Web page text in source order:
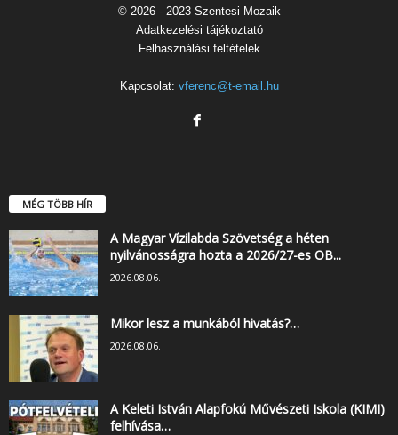
© 2026 - 2023 Szentesi Mozaik
Adatkezelési tájékoztató
Felhasználási feltételek
Kapcsolat: vferenc@t-email.hu
MÉG TÖBB HÍR
A Magyar Vízilabda Szövetség a héten
nyilvánosságra hozta a 2026/27-es OB...
2026.08.06.
Mikor lesz a munkából hivatás?…
2026.08.06.
A Keleti István Alapfokú Művészeti Iskola (KIMI)
felhívása…